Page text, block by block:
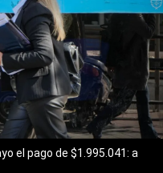
el pago de $1.995.041: a